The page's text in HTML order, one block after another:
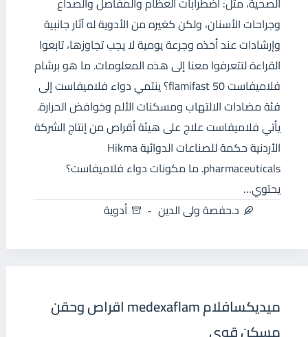
وجراحات الأسنان، ولكن كغيره من الأدوية له آثار جانبية
وإرشادات عند أخذه وجرعة يومية لا يجب تجاوزها، تابعوا
القراءة لتتعرفوا معنا إلى هذه المعلومات. ما هو برشام
فلاميفاست 50 flamifast؟ ينتمي دواء فلاميفاست إلى
فئة مضادات الالتهاب ومسكنات الألم وخوافض الحرارة.
يأتي فلاميفاست علاج على هيئة أقراص من إنتاج الشركة
الأردنية حكمة للصناعات الدوائية Hikma
pharmaceuticals. ما مكونات دواء فلاميفاست؟
يحتوي…
د.حفصة ولى الدين
أدوية
ميديكسافلام medexaflam اقراص وحقن
مسكن قوي